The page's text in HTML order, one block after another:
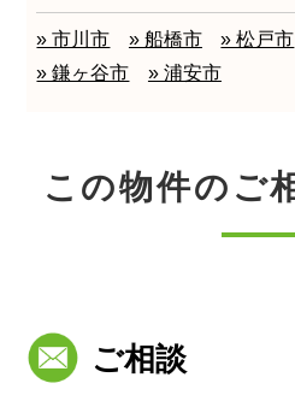
» 市川市 » 船橋市 » 松戸市
» 鎌ヶ谷市
» 浦安市
この物件のご
ご相談